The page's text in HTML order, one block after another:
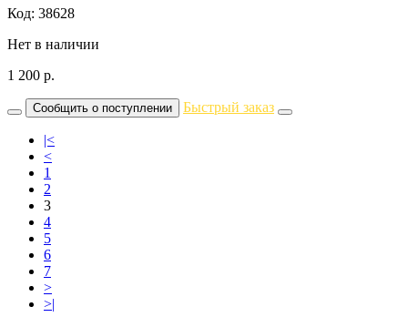
Код: 38628
Нет в наличии
1 200 р.
Сообщить о поступлении Быстрый заказ
|<
<
1
2
3
4
5
6
7
>
>|